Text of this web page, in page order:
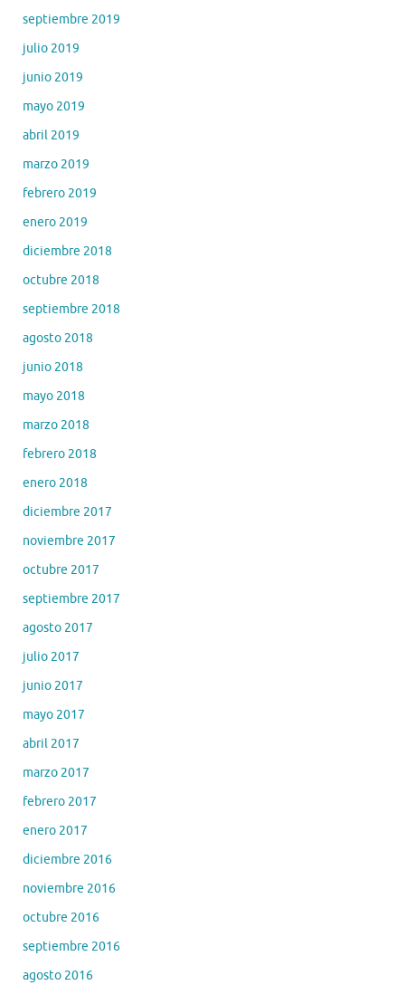
septiembre 2019
julio 2019
junio 2019
mayo 2019
abril 2019
marzo 2019
febrero 2019
enero 2019
diciembre 2018
octubre 2018
septiembre 2018
agosto 2018
junio 2018
mayo 2018
marzo 2018
febrero 2018
enero 2018
diciembre 2017
noviembre 2017
octubre 2017
septiembre 2017
agosto 2017
julio 2017
junio 2017
mayo 2017
abril 2017
marzo 2017
febrero 2017
enero 2017
diciembre 2016
noviembre 2016
octubre 2016
septiembre 2016
agosto 2016